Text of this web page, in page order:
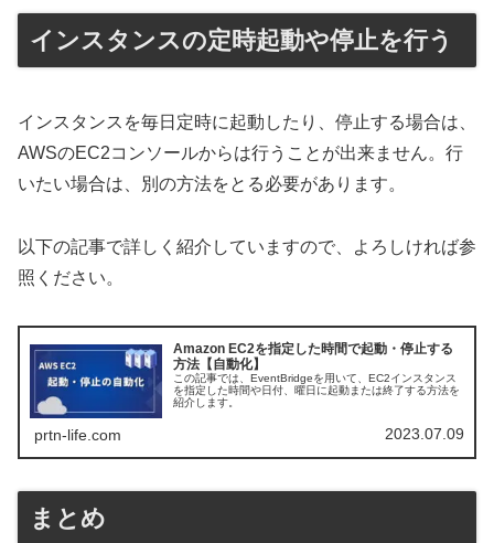
インスタンスの定時起動や停止を行う
インスタンスを毎日定時に起動したり、停止する場合は、
AWSのEC2コンソールからは行うことが出来ません。行
いたい場合は、別の方法をとる必要があります。
以下の記事で詳しく紹介していますので、よろしければ参
照ください。
Amazon EC2を指定した時間で起動・停止する
方法【自動化】
この記事では、EventBridgeを用いて、EC2インスタンス
を指定した時間や日付、曜日に起動または終了する方法を
紹介します。
prtn-life.com 2023.07.09
まとめ